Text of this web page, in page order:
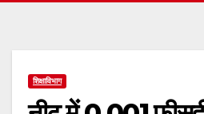
शिक्षाविभाग